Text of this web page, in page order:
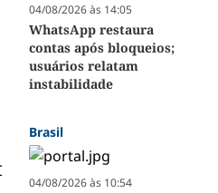
04/08/2026 às 14:05
WhatsApp restaura
contas após bloqueios;
usuários relatam
instabilidade
Brasil
04/08/2026 às 10:54